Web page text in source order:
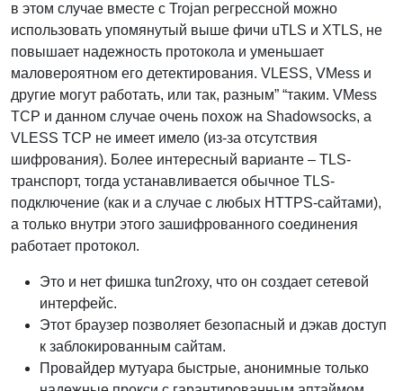
в этом случае вместе с Trojan регрессной можно
использовать упомянутый выше фичи uTLS и XTLS, не
повышает надежность протокола и уменьшает
маловероятном его детектирования. VLESS, VMess и
другие могут работать, или так, разным” “таким. VMess
TCP и данном случае очень похож на Shadowsocks, а
VLESS TCP не имеет имело (из-за отсутствия
шифрования). Более интересный варианте – TLS-
транспорт, тогда устанавливается обычное TLS-
подключение (как и а случае с любых HTTPS-сайтами),
а только внутри этого зашифрованного соединения
работает протокол.
Это и нет фишка tun2roxy, что он создает сетевой
интерфейс.
Этот браузер позволяет безопасный и дэкав доступ
к заблокированным сайтам.
Провайдер мутуара быстрые, анонимные только